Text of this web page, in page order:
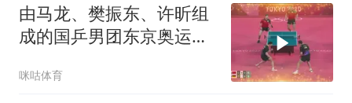
由马龙、樊振东、许昕组
成的国乒男团东京奥运会
的成就
咪咕体育